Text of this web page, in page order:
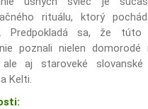
rituálu, ktorý
Predpokladá sa, že
poznali nielen domorodé
ale aj staroveké slovanské
Kelti.